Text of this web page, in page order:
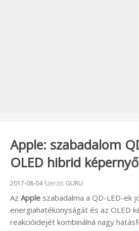
Apple: szabadalom
OLED hibrid
Beküldve:
2017-08-04Szerző: GURU
Az Apple szabadalma a QD-LED-ek
energiahatékonyságát és az OLED
reakcióidejét kombinálná nagy